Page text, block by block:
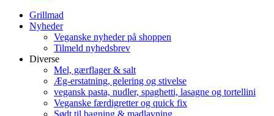
Grillmad
Nyheder
Veganske nyheder på shoppen
Tilmeld nyhedsbrev
Diverse
Mel, gærflager & salt
Æg-erstatning, gelering og stivelse
vegansk pasta, nudler, spaghetti, lasagne og tortellini
Veganske færdigretter og quick fix
Sødt til bagning & madlavning